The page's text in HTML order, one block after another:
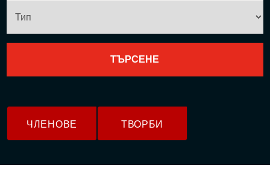
ЧЛЕНОВЕ ТВОРБИ